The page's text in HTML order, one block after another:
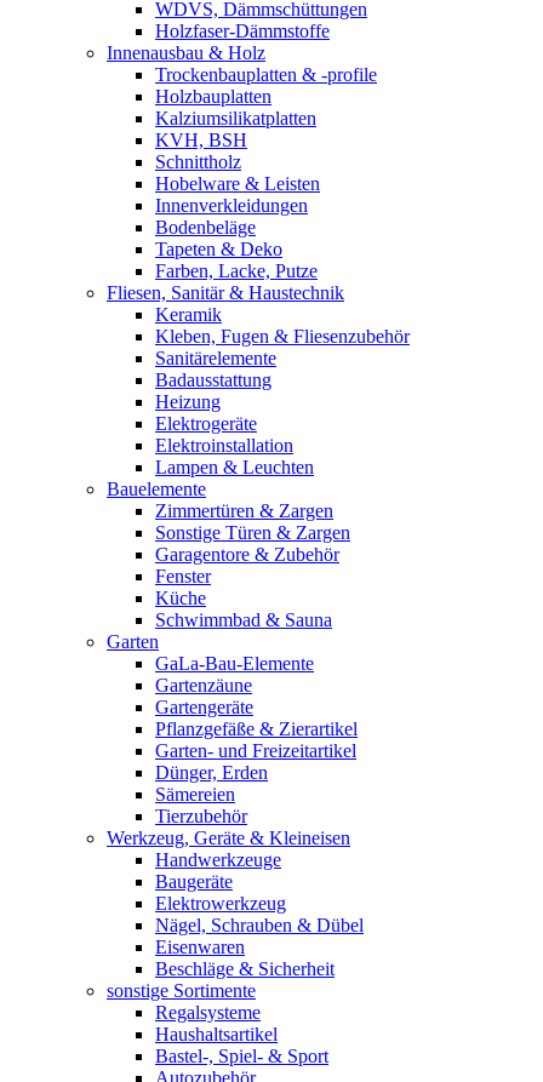
WDVS, Dämmschüttungen
Holzfaser-Dämmstoffe
Innenausbau & Holz
Trockenbauplatten & -profile
Holzbauplatten
Kalziumsilikatplatten
KVH, BSH
Schnittholz
Hobelware & Leisten
Innenverkleidungen
Bodenbeläge
Tapeten & Deko
Farben, Lacke, Putze
Fliesen, Sanitär & Haustechnik
Keramik
Kleben, Fugen & Fliesenzubehör
Sanitärelemente
Badausstattung
Heizung
Elektrogeräte
Elektroinstallation
Lampen & Leuchten
Bauelemente
Zimmertüren & Zargen
Sonstige Türen & Zargen
Garagentore & Zubehör
Fenster
Küche
Schwimmbad & Sauna
Garten
GaLa-Bau-Elemente
Gartenzäune
Gartengeräte
Pflanzgefäße & Zierartikel
Garten- und Freizeitartikel
Dünger, Erden
Sämereien
Tierzubehör
Werkzeug, Geräte & Kleineisen
Handwerkzeuge
Baugeräte
Elektrowerkzeug
Nägel, Schrauben & Dübel
Eisenwaren
Beschläge & Sicherheit
sonstige Sortimente
Regalsysteme
Haushaltsartikel
Bastel-, Spiel- & Sport
Autozubehör